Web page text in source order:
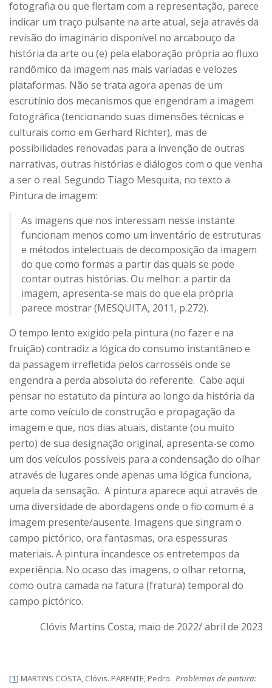
fotografia ou que flertam com a representação, parece
indicar um traço pulsante na arte atual, seja através da
revisão do imaginário disponível no arcabouço da
história da arte ou (e) pela elaboração própria ao fluxo
randômico da imagem nas mais variadas e velozes
plataformas. Não se trata agora apenas de um
escrutínio dos mecanismos que engendram a imagem
fotográfica (tencionando suas dimensões técnicas e
culturais como em Gerhard Richter), mas de
possibilidades renovadas para a invenção de outras
narrativas, outras histórias e diálogos com o que venha
a ser o real. Segundo Tiago Mesquita, no texto a
Pintura de imagem:
As imagens que nos interessam nesse instante
funcionam menos como um inventário de estruturas
e métodos intelectuais de decomposição da imagem
do que como formas a partir das quais se pode
contar outras histórias. Ou melhor: a partir da
imagem, apresenta-se mais do que ela própria
parece mostrar (MESQUITA, 2011, p.272).
O tempo lento exigido pela pintura (no fazer e na
fruição) contradiz a lógica do consumo instantâneo e
da passagem irrefletida pelos carrosséis onde se
engendra a perda absoluta do referente. Cabe aqui
pensar no estatuto da pintura ao longo da história da
arte como veículo de construção e propagação da
imagem e que, nos dias atuais, distante (ou muito
perto) de sua designação original, apresenta-se como
um dos veículos possíveis para a condensação do olhar
através de lugares onde apenas uma lógica funciona,
aquela da sensação. A pintura aparece aqui através de
uma diversidade de abordagens onde o fio comum é a
imagem presente/ausente. Imagens que singram o
campo pictórico, ora fantasmas, ora espessuras
materiais. A pintura incandesce os entretempos da
experiência. No ocaso das imagens, o olhar retorna,
como outra camada na fatura (fratura) temporal do
campo pictórico.
Clóvis Martins Costa, maio de 2022/ abril de 2023
[1] MARTINS COSTA, Clóvis. PARENTE, Pedro. Problemas de pintura: